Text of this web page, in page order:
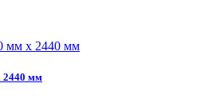
2440 мм